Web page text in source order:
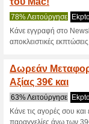
2026)
MAC